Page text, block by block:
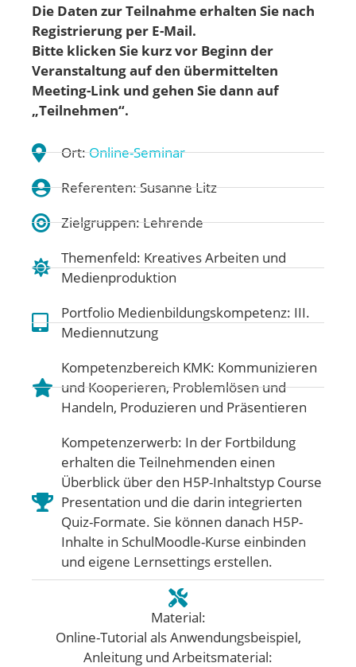
Die Daten zur Teilnahme erhalten Sie nach
Registrierung per E-Mail.
Bitte klicken Sie kurz vor Beginn der
Veranstaltung auf den übermittelten
Meeting-Link und gehen Sie dann auf
„Teilnehmen“.
Ort:Online-Seminar
Referenten: Susanne Litz
Zielgruppen: Lehrende
Themenfeld: Kreatives Arbeiten und
Medienproduktion
Portfolio Medienbildungskompetenz: III.
Mediennutzung
Kompetenzbereich KMK: Kommunizieren
und Kooperieren,Problemlösen und
Handeln, Produzieren und Präsentieren
Kompetenzerwerb: In der Fortbildung
erhalten die Teilnehmenden einen
Überblick über den H5P-Inhaltstyp Course
Presentation und die darin integrierten
Quiz-Formate. Sie können danach H5P-
Inhalte in SchulMoodle-Kurse einbinden
und eigene Lernsettings erstellen.
Material:
Online-Tutorial als Anwendungsbeispiel,
Anleitung und Arbeitsmaterial: